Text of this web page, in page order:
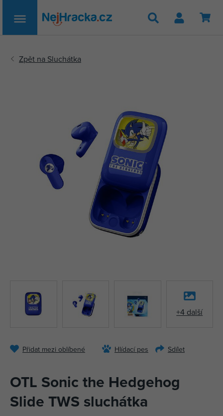
Hledat
+4 další
Přidat mezi oblíbené Hlídací pes Sdílet
OTL Sonic the Hedgehog
Slide TWS sluchátka